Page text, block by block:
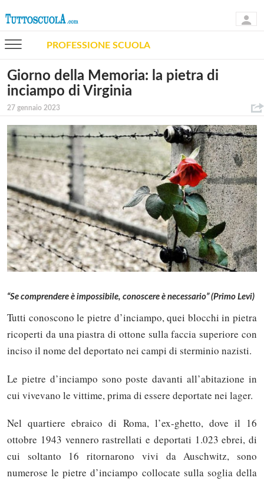
PROFESSIONE SCUOLA
Giorno della Memoria: la pietra di
inciampo di Virginia
27 gennaio 2023
“Se comprendere è impossibile, conoscere è necessario” (Primo Levi)
Tutti conoscono le pietre d’inciampo, quei blocchi in pietra
ricoperti da una piastra di ottone sulla faccia superiore con
inciso il nome del deportato nei campi di sterminio nazisti.
Le pietre d’inciampo sono poste davanti all’abitazione in
cui vivevano le vittime, prima di essere deportate nei lager.
Nel quartiere ebraico di Roma, l’ex-ghetto, dove il 16
ottobre 1943 vennero rastrellati e deportati 1.023 ebrei, di
cui soltanto 16 ritornarono vivi da Auschwitz, sono
numerose le pietre d’inciampo collocate sulla soglia della